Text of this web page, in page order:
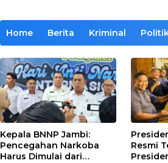
Home Berita Kriminal
Kepala BNNP Jambi:
Pencegahan Narkoba
Harus Dimulai dari
Resmi